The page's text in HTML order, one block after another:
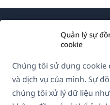
Quản lý sự
cookie
Chúng tôi sử dụng
và dịch vụ của mình. Sự
chúng tôi xử lý dữ liệu
GDPR &